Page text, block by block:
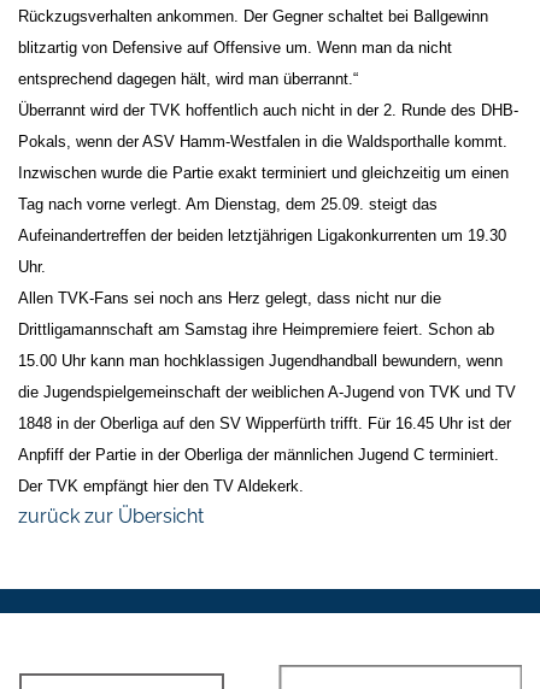
Rückzugsverhalten ankommen. Der Gegner schaltet bei Ballgewinn
blitzartig von Defensive auf Offensive um. Wenn man da nicht
entsprechend dagegen hält, wird man überrannt.“
Überrannt wird der TVK hoffentlich auch nicht in der 2. Runde des DHB-
Pokals, wenn der ASV Hamm-Westfalen in die Waldsporthalle kommt.
Inzwischen wurde die Partie exakt terminiert und gleichzeitig um einen
Tag nach vorne verlegt. Am Dienstag, dem 25.09. steigt das
Aufeinandertreffen der beiden letztjährigen Ligakonkurrenten um 19.30
Uhr.
Allen TVK-Fans sei noch ans Herz gelegt, dass nicht nur die
Drittligamannschaft am Samstag ihre Heimpremiere feiert. Schon ab
15.00 Uhr kann man hochklassigen Jugendhandball bewundern, wenn
die Jugendspielgemeinschaft der weiblichen A-Jugend von TVK und TV
1848 in der Oberliga auf den SV Wipperfürth trifft. Für 16.45 Uhr ist der
Anpfiff der Partie in der Oberliga der männlichen Jugend C terminiert.
Der TVK empfängt hier den TV Aldekerk.
zurück zur Übersicht